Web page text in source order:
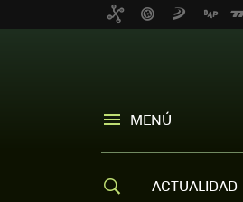
MENÚ
ACTUALIDAD